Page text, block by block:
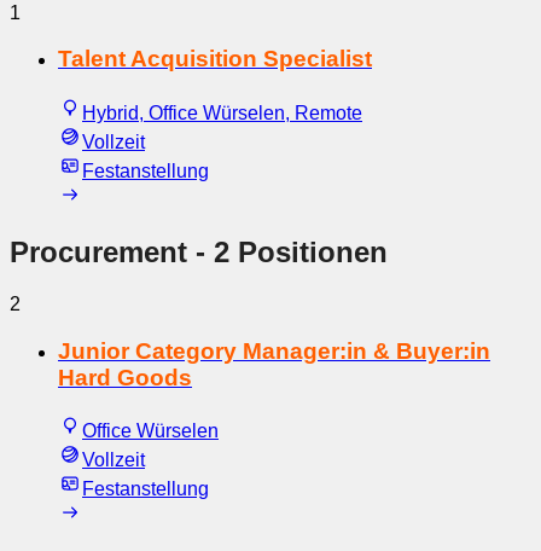
1
Talent Acquisition Specialist
Hybrid, Office Würselen, Remote
Vollzeit
Festanstellung
Procurement - 2 Positionen
2
Junior Category Manager:in & Buyer:in
Hard Goods
Office Würselen
Vollzeit
Festanstellung